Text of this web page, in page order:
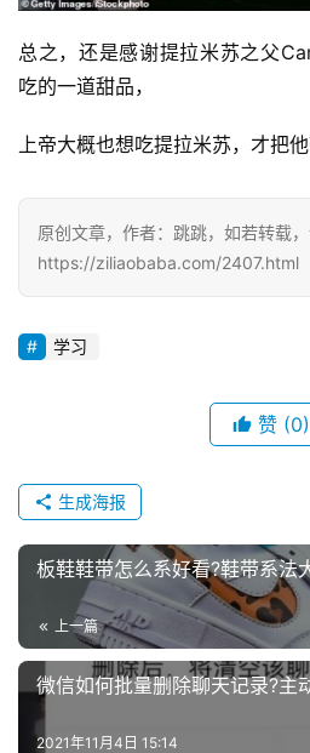
总之，还是感谢提拉米苏之父
吃的一道甜品，
上帝大概也想吃提拉米苏，才把
原创文章，作者：跳跳，如若转载，
https://ziliaobaba.com/2407.html
学习
赞 (0)
生成海报
板鞋鞋带怎么系好看?鞋带系法
上一篇
微信如何批量删除聊天记录?主
2021年11月4日 15:14